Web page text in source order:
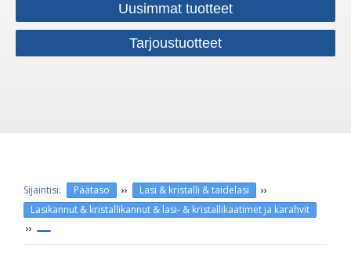
Uusimmat tuotteet
Tarjoustuotteet
Päätaso ›› Lasi & kristalli & taidelasi ››
Lasikannut & kristallikannut & lasi- & kristallikaatimet ja karahvit
››